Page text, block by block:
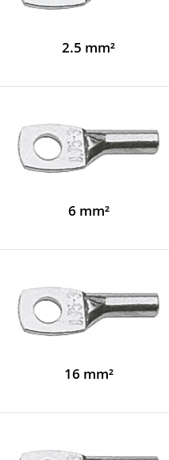
2.5 mm²
6 mm²
16 mm²